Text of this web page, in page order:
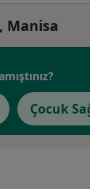
Manisa
Çocuk